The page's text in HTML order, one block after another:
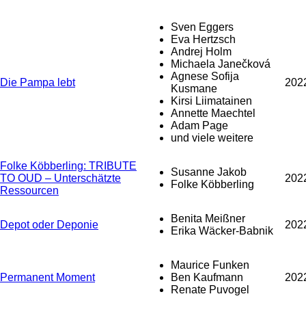
Die Pampa lebt
Sven Eggers
Eva Hertzsch
Andrej Holm
Michaela Janečková
Agnese Sofija
Kusmane
Kirsi Liimatainen
Annette Maechtel
Adam Page
und viele weitere
Folke Köbberling: TRIBUTE
TO OUD – Unterschätzte
Ressourcen
Susanne Jakob
Folke Köbberling
Depot oder Deponie
Benita Meißner
Erika Wäcker-Babnik
Permanent Moment
Maurice Funken
Ben Kaufmann
Renate Puvogel